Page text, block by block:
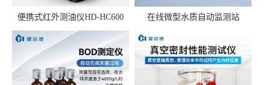
便携式红外测油仪HD-HC600 在线微型水质自动监测站